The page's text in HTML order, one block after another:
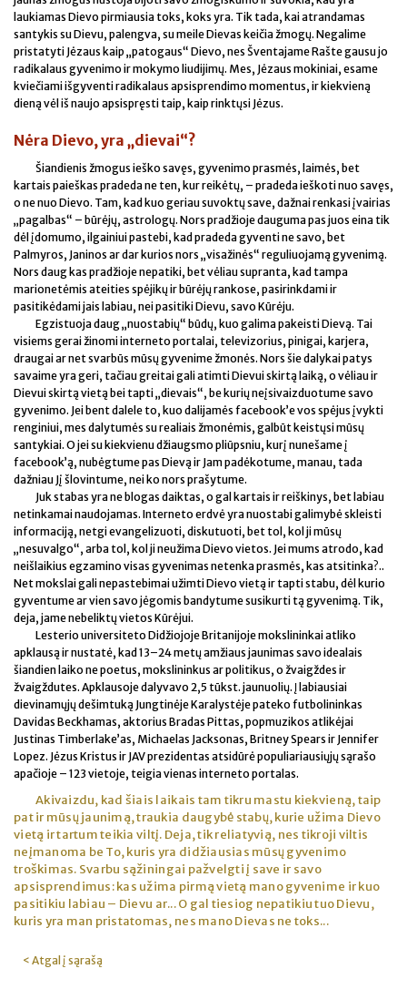
laukiamas Dievo pirmiausia toks, koks yra. Tik tada, kai atrandamas
santykis su Dievu, palengva, su meile Dievas keičia žmogų. Negalime
pristatyti Jėzaus kaip „patogaus“ Dievo, nes Šventajame Rašte gausu jo
radikalaus gyvenimo ir mokymo liudijimų. Mes, Jėzaus mokiniai, esame
kviečiami išgyventi radikalaus apsisprendimo momentus, ir kiekvieną
dieną vėl iš naujo apsispręsti taip, kaip rinktųsi Jėzus.
Nėra Dievo, yra „dievai“?
Šiandienis žmogus ieško savęs, gyvenimo prasmės, laimės, bet
kartais paieškas pradeda ne ten, kur reikėtų, – pradeda ieškoti nuo savęs,
o ne nuo Dievo. Tam, kad kuo geriau suvoktų save, dažnai renkasi įvairias
„pagalbas“ – būrėjų, astrologų. Nors pradžioje dauguma pas juos eina tik
dėl įdomumo, ilgainiui pastebi, kad pradeda gyventi ne savo, bet
Palmyros, Janinos ar dar kurios nors „visažinės“ reguliuojamą gyvenimą.
Nors daug kas pradžioje nepatiki, bet vėliau supranta, kad tampa
marionetėmis ateities spėjikų ir būrėjų rankose, pasirinkdami ir
pasitikėdami jais labiau, nei pasitiki Dievu, savo Kūrėju.
Egzistuoja daug „nuostabių“ būdų, kuo galima pakeisti Dievą. Tai
visiems gerai žinomi interneto portalai, televizorius, pinigai, karjera,
draugai ar net svarbūs mūsų gyvenime žmonės. Nors šie dalykai patys
savaime yra geri, tačiau greitai gali atimti Dievui skirtą laiką, o vėliau ir
Dievui skirtą vietą bei tapti „dievais“, be kurių neįsivaizduotume savo
gyvenimo. Jei bent dalele to, kuo dalijamės facebook’e vos spėjus įvykti
renginiui, mes dalytumės su realiais žmonėmis, galbūt keistųsi mūsų
santykiai. O jei su kiekvienu džiaugsmo pliūpsniu, kurį nunešame į
facebook’ą, nubėgtume pas Dievą ir Jam padėkotume, manau, tada
dažniau Jį šlovintume, nei ko nors prašytume.
Juk stabas yra ne blogas daiktas, o gal kartais ir reiškinys, bet labiau
netinkamai naudojamas. Interneto erdvė yra nuostabi galimybė skleisti
informaciją, netgi evangelizuoti, diskutuoti, bet tol, kol ji mūsų
„nesuvalgo“, arba tol, kol ji neužima Dievo vietos. Jei mums atrodo, kad
neišlaikius egzamino visas gyvenimas netenka prasmės, kas atsitinka?..
Net mokslai gali nepastebimai užimti Dievo vietą ir tapti stabu, dėl kurio
gyventume ar vien savo jėgomis bandytume susikurti tą gyvenimą. Tik,
deja, jame nebeliktų vietos Kūrėjui.
Lesterio universiteto Didžiojoje Britanijoje mokslininkai atliko
apklausą ir nustatė, kad 13–24 metų amžiaus jaunimas savo idealais
šiandien laiko ne poetus, mokslininkus ar politikus, o žvaigždes ir
žvaigždutes. Apklausoje dalyvavo 2,5 tūkst. jaunuolių. Į labiausiai
dievinamųjų dešimtuką Jungtinėje Karalystėje pateko futbolininkas
Davidas Beckhamas, aktorius Bradas Pittas, popmuzikos atlikėjai
Justinas Timberlake’as, Michaelas Jacksonas, Britney Spears ir Jennifer
Lopez. Jėzus Kristus ir JAV prezidentas atsidūrė populiariausiųjų sąrašo
apačioje – 123 vietoje, teigia vienas interneto portalas.
Akivaizdu, kad šiais laikais tam tikru mastu kiekvieną, taip
pat ir mūsų jaunimą, traukia daugybė stabų, kurie užima Dievo
vietą ir tartum teikia viltį. Deja, tik reliatyvią, nes tikroji viltis
neįmanoma be To, kuris yra didžiausias mūsų gyvenimo
troškimas. Svarbu sąžiningai pažvelgti į save ir savo
apsisprendimus: kas užima pirmą vietą mano gyvenime ir kuo
pasitikiu labiau – Dievu ar... O gal tiesiog nepatikiu tuo Dievu,
kuris yra man pristatomas, nes mano Dievas ne toks...
< Atgal į sąrašą